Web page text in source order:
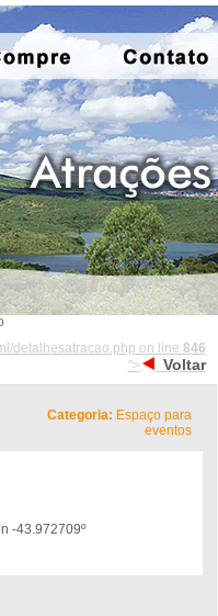
detalhesatracao.php on line 846
">
Voltar
Categoria: Espaço para
eventos
-43.972709º